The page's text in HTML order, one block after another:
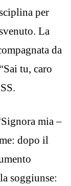
per
La
da
tu, caro
mia –
dopo il
soggiunse: